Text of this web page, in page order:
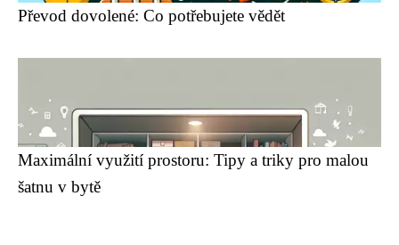
Převod dovolené: Co potřebujete vědět
Maximální využití prostoru: Tipy a triky pro malou
šatnu v bytě